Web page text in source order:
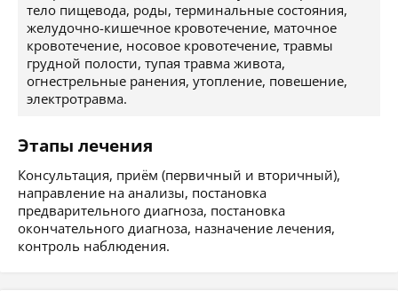
тело пищевода, роды, терминальные состояния,
желудочно-кишечное кровотечение, маточное
кровотечение, носовое кровотечение, травмы
грудной полости, тупая травма живота,
огнестрельные ранения, утопление, повешение,
электротравма.
Этапы лечения
Консультация, приём (первичный и вторичный),
направление на анализы, постановка
предварительного диагноза, постановка
окончательного диагноза, назначение лечения,
контроль наблюдения.